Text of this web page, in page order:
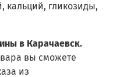
кальций, гликозиды,
в Карачаевск.
вы сможете
из